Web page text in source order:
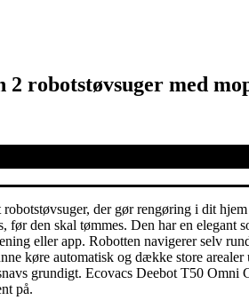
2 robotstøvsuger med
der gør rengøring i dit
før den skal tømmes. Den har en
eller app. Robotten navigerer selv
køre automatisk og dække store
grundigt. Ecovacs Deebot T50
på.